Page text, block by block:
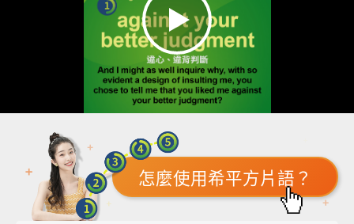
怎麼使用希平方片語？